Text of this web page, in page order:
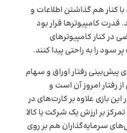
کنار هم گذاشتن اطلاعات و
کامپیوترها قرار بود
در کنار کامپیوترهای
سود را به راحتی پیدا کنند.
پیش‌بینی رفتار اوراق و سهام
رفتار امروز آن است و
بازی علاوه بر کارت‌های در
بر ارزش یک شرکت یا کالا
سرمایه‌گذاران هم بر روی